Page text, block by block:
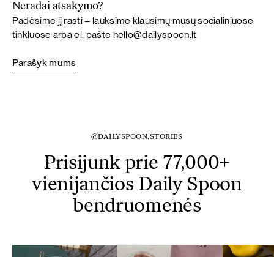
Neradai atsakymo?
Padėsime jį rasti – lauksime klausimų mūsų socialiniuose
tinkluose arba el. pašte hello@dailyspoon.lt
Parašyk mums
@DAILYSPOON.STORIES
Prisijunk prie 77,000+
vienijančios Daily Spoon
bendruomenės